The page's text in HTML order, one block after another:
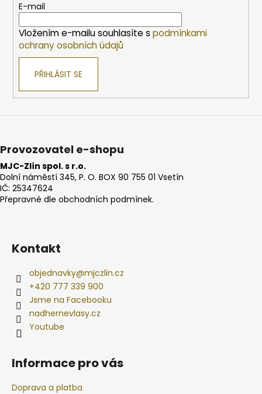
E-mail
Vložením e-mailu souhlasíte s podmínkami
ochrany osobních údajů
PŘIHLÁSIT SE
Provozovatel e-shopu
MJC-Zlín spol. s r.o.
Dolní náměstí 345, P. O. BOX 90 755 01 Vsetín
IČ: 25347624
Přepravné dle obchodních podmínek.
Kontakt
objednavky@mjczlin.cz
+420 777 339 900
Jsme na Facebooku
nadhernevlasy.cz
Youtube
Informace pro vás
Doprava a platba